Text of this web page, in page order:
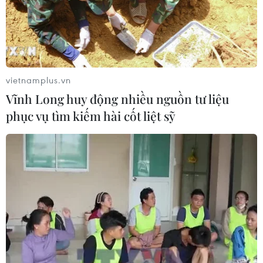
Xem thêm
CƠ QUAN CHỦ QUẢN: THÔNG TẤN XÃ VIỆT NAM
Tổng Biên tập: TRẦN TIẾN DUẨN
Phó Tổng Biên tập: NGUYỄN THỊ TÁM, KHÚC THANH
Sở hữu trí tuệ
Quy định sử dụng
RSS
Hỗ trợ
Ngôn ngữ
TTXVN
vietnamplus.vn
Vĩnh Long huy động nhiều nguồn tư liệu
phục vụ tìm kiếm hài cốt liệt sỹ